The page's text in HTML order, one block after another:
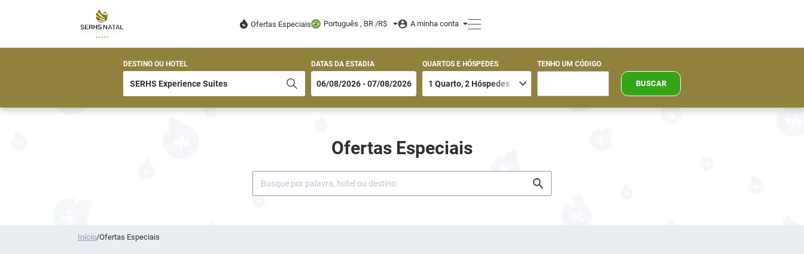
Ofertas Especiais Português , BR /R$ A minha conta
DESTINO OU HOTEL DATAS DA ESTADIA QUARTOS E HÓSPEDES TENHO UM CÓDIGO
BUSCAR
Ofertas Especiais
Início/Ofertas Especiais